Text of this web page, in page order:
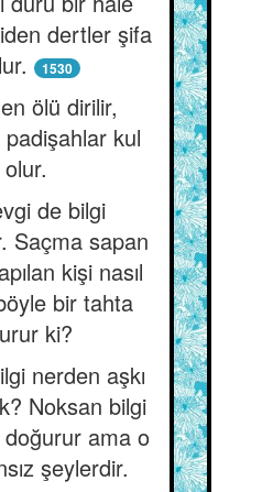
dertler şifa
1530
ölü dirilir,
kul
olur.
de bilgi
Saçma sapan
kişi nasıl
bir tahta
ki?
nerden aşkı
Noksan bilgi
ama o
şeylerdir.